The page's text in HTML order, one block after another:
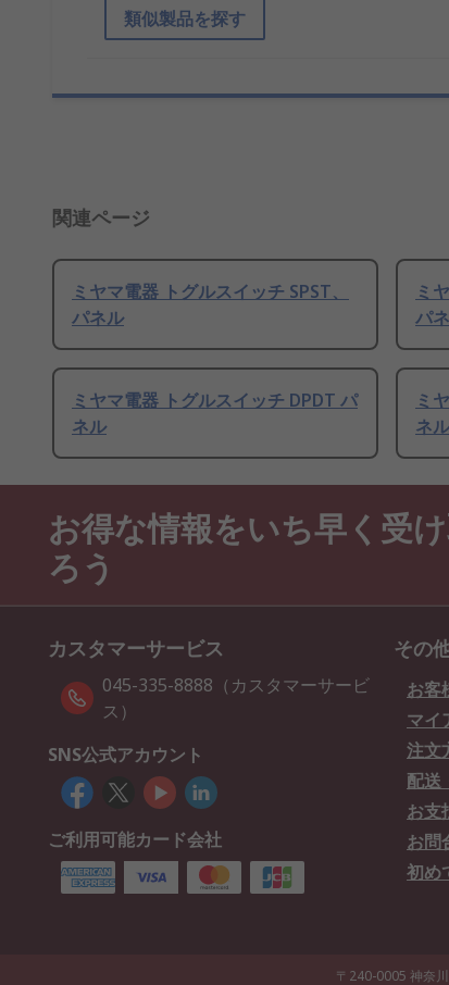
類似製品を探す
関連ページ
ミヤマ電器 トグルスイッチ SPST、
パネル
ミ
パ
ミヤマ電器 トグルスイッチ DPDT パ
ネル
ミ
ネル
お得な情報をいち早く受
ろう
カスタマーサービス
045-335-8888（カスタマーサービ
ス）
SNS公式アカウント
ご利用可能カード会社
その
お客
マイ
注文
配送
お支
お問
初め
〒240-0005 神奈